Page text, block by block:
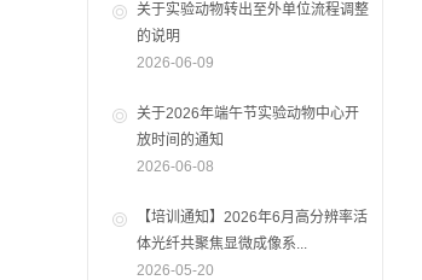
关于实验动物转出至外单位流程调整
的说明
2026-06-09
关于2026年端午节实验动物中心开
放时间的通知
2026-06-08
【培训通知】2026年6月高分辨率活
体光纤共聚焦显微成像系...
2026-05-20